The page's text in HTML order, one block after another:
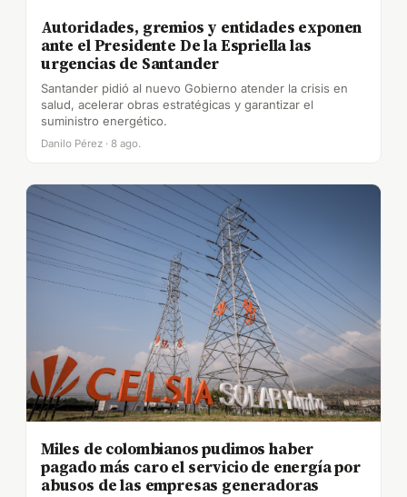
Autoridades, gremios y entidades exponen
ante el Presidente De la Espriella las
urgencias de Santander
Santander pidió al nuevo Gobierno atender la crisis en
salud, acelerar obras estratégicas y garantizar el
suministro energético.
Danilo Pérez · 8 ago.
Miles de colombianos pudimos haber
pagado más caro el servicio de energía por
abusos de las empresas generadoras